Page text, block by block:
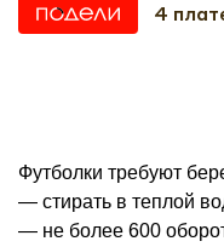
4
Футболки требуют
— стирать в теплой
— не более 600